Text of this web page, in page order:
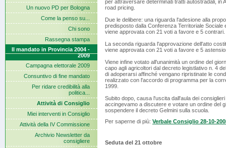
Un nuovo PD per Bologna
Come la penso su...
Chi sono
Rassegna stampa
Il mandato in Provincia 2004 -
2009
Campagna elettorale 2009
Consuntivo di fine mandato
Per ridare credibilità alla
politica...
Attività di Consiglio
Miei interventi in Consiglio
Attività della IV Commissione
Archivio Newsletter da
consigliere
per attraversare determinati tratti autostradali, in
road pricing.
Due le delibere: una riguarda l'adesione alla
predisposto dalla Conferenza Territoriale
viene approvata con 21 voti a favore e 5 contrari.
La seconda riguarda l'approvazione dell'atto
viene approvata con 21 voti a favore e 5
Viene infine votato all'unanimità un ordine del
capo agli agricoltori dal decreto legistlativo n. 4
di adoperarsi affinché vengano ripristinate le
realizzato con l'accordo di programma per la
1999.
Subito dopo, causa l'uscita dall'aula dei
accingevamo a discutere e votare un ordine del
sospendere il decreto Gelmini sulla scuola.
Per saperne di più: Verbale Consiglio 28-10-
Seduta del 21 ottobre